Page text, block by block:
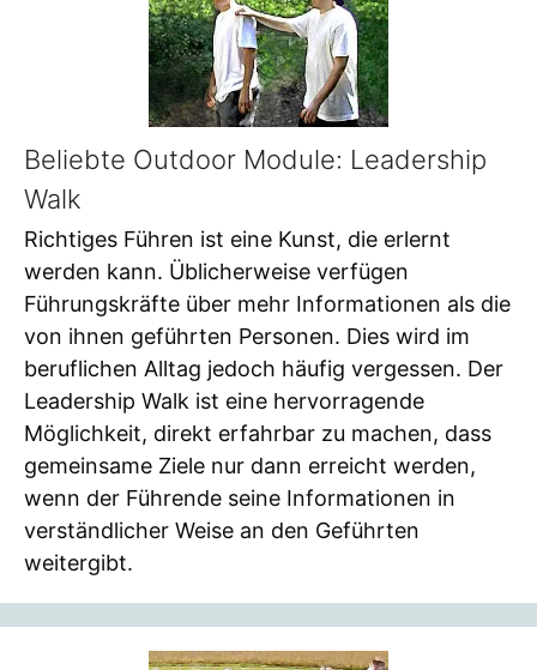
Beliebte Outdoor Module: Leadership
Walk
Richtiges Führen ist eine Kunst, die erlernt
werden kann. Üblicherweise verfügen
Führungskräfte über mehr Informationen als die
von ihnen geführten Personen. Dies wird im
beruflichen Alltag jedoch häufig vergessen. Der
Leadership Walk ist eine hervorragende
Möglichkeit, direkt erfahrbar zu machen, dass
gemeinsame Ziele nur dann erreicht werden,
wenn der Führende seine Informationen in
verständlicher Weise an den Geführten
weitergibt.